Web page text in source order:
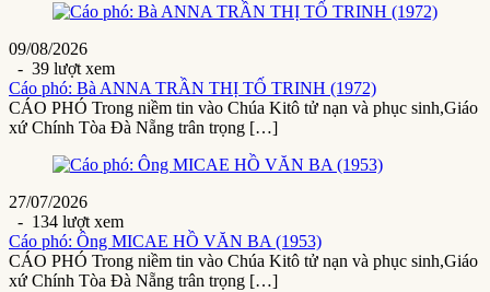
09/08/2026
- 39 lượt xem
Cáo phó: Bà ANNA TRẦN THỊ TỐ TRINH (1972)
CÁO PHÓ Trong niềm tin vào Chúa Kitô tử nạn và phục sinh,Giáo
xứ Chính Tòa Đà Nẵng trân trọng […]
27/07/2026
- 134 lượt xem
Cáo phó: Ông MICAE HỒ VĂN BA (1953)
CÁO PHÓ Trong niềm tin vào Chúa Kitô tử nạn và phục sinh,Giáo
xứ Chính Tòa Đà Nẵng trân trọng […]